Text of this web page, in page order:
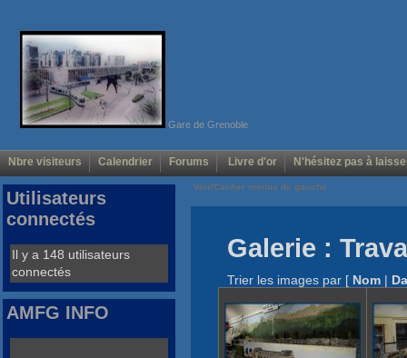
Gare de Grenoble
Nbre visiteurs Calendrier Forums Livre d'or N'hésitez pas à
Voir/Cacher menus de gauche
Galerie :
Trier les images par [ Nom |
Utilisateurs
connectés
Il y a 148 utilisateurs
connectés
AMFG INFO